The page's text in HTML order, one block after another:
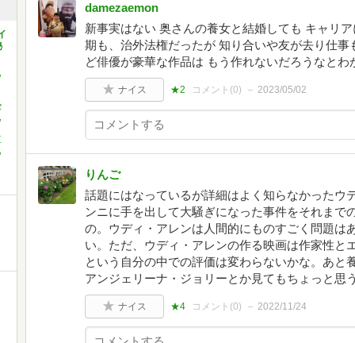
damezaemon
新事実はない 奥さんの養女と結婚しても キャリ
期も、治外法権だったが 知り合いや友が去り仕
ど俳優が豪華な作品は もう作れないだろうなとわ
ナイス ★2 コメント(0) 2023/05/02
りんご
話題にはなっているが詳細はよく知らなかったウ
ンニに手を出して大騒ぎになった事件をそれまで
の。ウディ・アレンは人間的にものすごく問題は
い。ただ、ウディ・アレンの作る映画は作家性と
という自分の中での評価は変わらないかな。あと
アンジェリーナ・ジョリーとか見てもちょっと思
ナイス ★4 コメント(0) 2022/11/24